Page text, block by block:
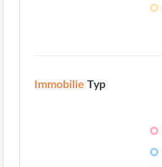
Immobilie Typ